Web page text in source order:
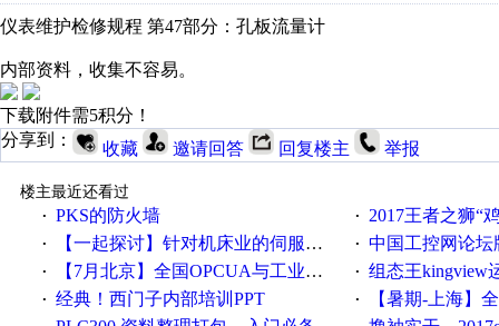
仪表维护检修规程 第47部分：孔板流量计
内部资料，收集不容易。
下载附件需5积分！
分享到：
收藏 邀请回答 回复楼主 举报
楼主最近还看过
· PKS的防火墙 · 2017王者之狮“鸡”情签到
· 【一起探讨】针对机床业的伺服系统发展，您的期望是什么？ · 中国工控网论坛版
· 【7月北京】全国OPCUA与工业互联技术培训班通知！ · 组态王kingview
· 经典！西门子内部培训PPT · 【暑期-上海】全国工业